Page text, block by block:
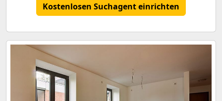
Kostenlosen Suchagent einrichten